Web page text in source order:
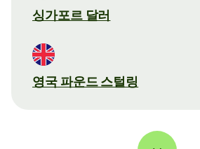
싱가포르 달러
영국 파운드 스털링